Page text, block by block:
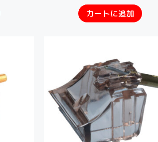
カートに追加